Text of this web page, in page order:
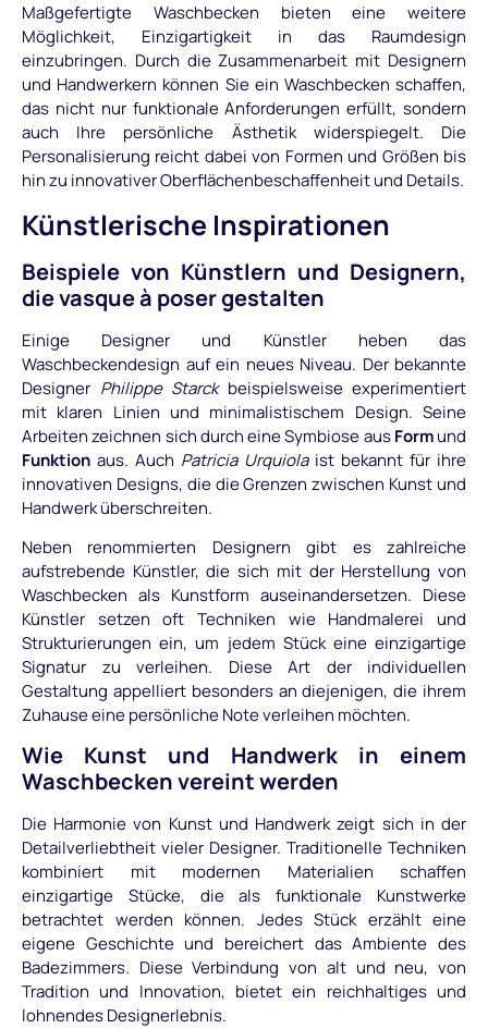
Maßgefertigte Waschbecken bieten eine weitere
Möglichkeit, Einzigartigkeit in das Raumdesign
einzubringen. Durch die Zusammenarbeit mit Designern
und Handwerkern können Sie ein Waschbecken schaffen,
das nicht nur funktionale Anforderungen erfüllt, sondern
auch Ihre persönliche Ästhetik widerspiegelt. Die
Personalisierung reicht dabei von Formen und Größen bis
hin zu innovativer Oberflächenbeschaffenheit und Details.
Künstlerische Inspirationen
Beispiele von Künstlern und Designern,
die vasque à poser gestalten
Einige Designer und Künstler heben das
Waschbeckendesign auf ein neues Niveau. Der bekannte
Designer Philippe Starckbeispielsweise experimentiert
mit klaren Linien und minimalistischem Design. Seine
Arbeiten zeichnen sich durch eine Symbiose ausFormund
Funktion aus. Auch Patricia Urquiolaist bekannt für ihre
innovativen Designs, die die Grenzen zwischen Kunst und
Handwerk überschreiten.
Neben renommierten Designern gibt es zahlreiche
aufstrebende Künstler, die sich mit der Herstellung von
Waschbecken als Kunstform auseinandersetzen. Diese
Künstler setzen oft Techniken wie Handmalerei und
Strukturierungen ein, um jedem Stück eine einzigartige
Signatur zu verleihen. Diese Art der individuellen
Gestaltung appelliert besonders an diejenigen, die ihrem
Zuhause eine persönliche Note verleihen möchten.
Wie Kunst und Handwerk in einem
Waschbecken vereint werden
Die Harmonie von Kunst und Handwerk zeigt sich in der
Detailverliebtheit vieler Designer. Traditionelle Techniken
kombiniert mit modernen Materialien schaffen
einzigartige Stücke, die als funktionale Kunstwerke
betrachtet werden können. Jedes Stück erzählt eine
eigene Geschichte und bereichert das Ambiente des
Badezimmers. Diese Verbindung von alt und neu, von
Tradition und Innovation, bietet ein reichhaltiges und
lohnendes Designerlebnis.